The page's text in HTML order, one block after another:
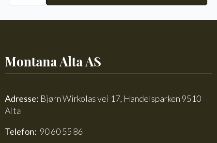
Faerytale
Montana Alta AS
Adresse: Bjørn Wirkolas vei 17, Handelsparken 9510
Alta
Telefon: 90 60 55 86